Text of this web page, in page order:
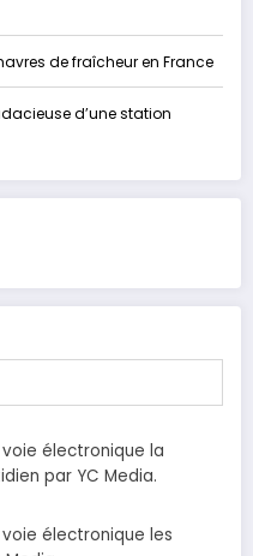
de fraîcheur en France
d’une station
électronique la
par YC Media.
électronique les